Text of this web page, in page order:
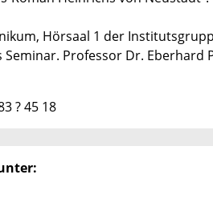
Hörsaal 1 der
Professor Dr. Eberhard
? 45 18